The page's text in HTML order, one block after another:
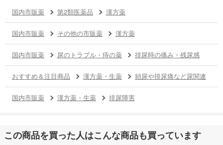
国内市販薬 第2類医薬品 漢方薬
国内市販薬 その他の市販薬 漢方薬
国内市販薬 尿のトラブル・痔の薬 排尿時の痛み・残尿感
おすすめ＆注目商品 漢方薬・生薬 頻尿や排尿痛など尿関連
国内市販薬 漢方薬・生薬 排尿障害
この商品を買った人はこんな商品も買っています